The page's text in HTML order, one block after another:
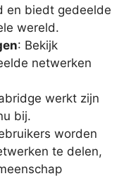
en biedt gedeelde
wereld.
: Bekijk
netwerken
werkt zijn
bij.
worden
te delen,